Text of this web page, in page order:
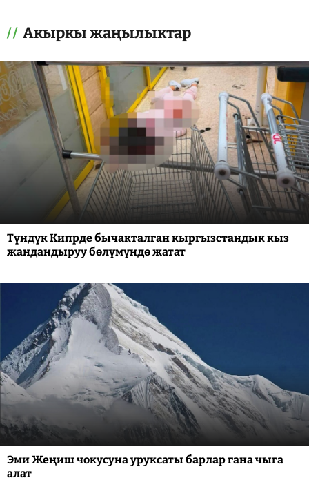
Акыркы жаңылыктар
Түндүк Кипрде бычакталган кыргызстандык кыз
жандандыруу бөлүмүндө жатат
Эми Жеңиш чокусуна уруксаты барлар гана чыга
алат